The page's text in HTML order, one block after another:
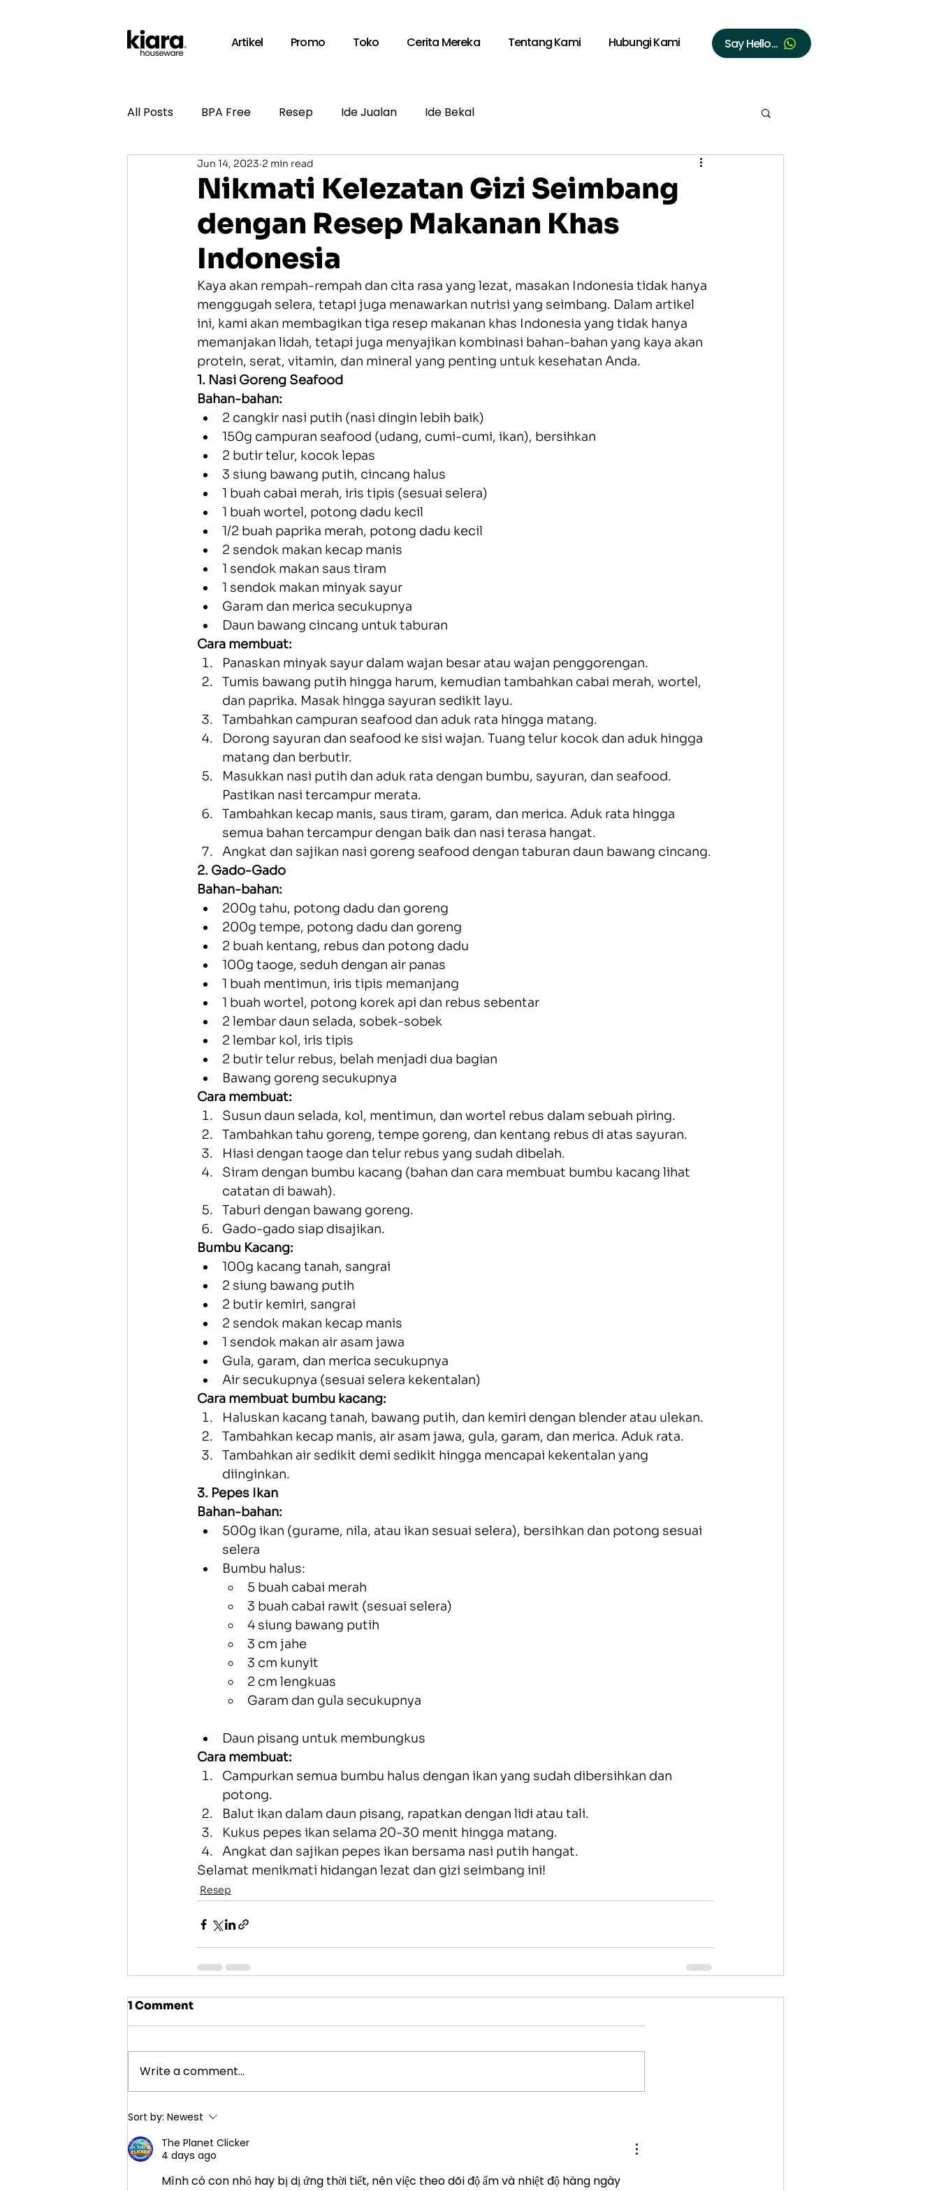
Artikel Promo Toko Cerita Mereka Tentang Kami Hubungi Kami Say Hello...
All Posts BPA Free Resep Ide Jualan Ide Bekal
Nikmati Kelezatan Gizi Seimbang
dengan Resep Makanan Khas
Indonesia
Jun 14, 2023 2 min read
Kaya akan rempah-rempah dan cita rasa yang lezat, masakan Indonesia tidak hanya
menggugah selera, tetapi juga menawarkan nutrisi yang seimbang. Dalam artikel
ini, kami akan membagikan tiga resep makanan khas Indonesia yang tidak hanya
memanjakan lidah, tetapi juga menyajikan kombinasi bahan-bahan yang kaya akan
protein, serat, vitamin, dan mineral yang penting untuk kesehatan Anda.
1. Nasi Goreng Seafood
Bahan-bahan:
2 cangkir nasi putih (nasi dingin lebih baik)
150g campuran seafood (udang, cumi-cumi, ikan), bersihkan
2 butir telur, kocok lepas
3 siung bawang putih, cincang halus
1 buah cabai merah, iris tipis (sesuai selera)
1 buah wortel, potong dadu kecil
1/2 buah paprika merah, potong dadu kecil
2 sendok makan kecap manis
1 sendok makan saus tiram
1 sendok makan minyak sayur
Garam dan merica secukupnya
Daun bawang cincang untuk taburan
Cara membuat:
Panaskan minyak sayur dalam wajan besar atau wajan penggorengan.
Tumis bawang putih hingga harum, kemudian tambahkan cabai merah, wortel,
dan paprika. Masak hingga sayuran sedikit layu.
Tambahkan campuran seafood dan aduk rata hingga matang.
Dorong sayuran dan seafood ke sisi wajan. Tuang telur kocok dan aduk hingga
matang dan berbutir.
Masukkan nasi putih dan aduk rata dengan bumbu, sayuran, dan seafood.
Pastikan nasi tercampur merata.
Tambahkan kecap manis, saus tiram, garam, dan merica. Aduk rata hingga
semua bahan tercampur dengan baik dan nasi terasa hangat.
Angkat dan sajikan nasi goreng seafood dengan taburan daun bawang cincang.
2. Gado-Gado
Bahan-bahan:
200g tahu, potong dadu dan goreng
200g tempe, potong dadu dan goreng
2 buah kentang, rebus dan potong dadu
100g taoge, seduh dengan air panas
1 buah mentimun, iris tipis memanjang
1 buah wortel, potong korek api dan rebus sebentar
2 lembar daun selada, sobek-sobek
2 lembar kol, iris tipis
2 butir telur rebus, belah menjadi dua bagian
Bawang goreng secukupnya
Cara membuat:
Susun daun selada, kol, mentimun, dan wortel rebus dalam sebuah piring.
Tambahkan tahu goreng, tempe goreng, dan kentang rebus di atas sayuran.
Hiasi dengan taoge dan telur rebus yang sudah dibelah.
Siram dengan bumbu kacang (bahan dan cara membuat bumbu kacang lihat
catatan di bawah).
Taburi dengan bawang goreng.
Gado-gado siap disajikan.
Bumbu Kacang:
100g kacang tanah, sangrai
2 siung bawang putih
2 butir kemiri, sangrai
2 sendok makan kecap manis
1 sendok makan air asam jawa
Gula, garam, dan merica secukupnya
Air secukupnya (sesuai selera kekentalan)
Cara membuat bumbu kacang:
Haluskan kacang tanah, bawang putih, dan kemiri dengan blender atau ulekan.
Tambahkan kecap manis, air asam jawa, gula, garam, dan merica. Aduk rata.
Tambahkan air sedikit demi sedikit hingga mencapai kekentalan yang
diinginkan.
3. Pepes Ikan
Bahan-bahan:
500g ikan (gurame, nila, atau ikan sesuai selera), bersihkan dan potong sesuai
selera
Bumbu halus:
5 buah cabai merah
3 buah cabai rawit (sesuai selera)
4 siung bawang putih
3 cm jahe
3 cm kunyit
2 cm lengkuas
Garam dan gula secukupnya
Daun pisang untuk membungkus
Cara membuat:
Campurkan semua bumbu halus dengan ikan yang sudah dibersihkan dan
potong.
Balut ikan dalam daun pisang, rapatkan dengan lidi atau tali.
Kukus pepes ikan selama 20-30 menit hingga matang.
Angkat dan sajikan pepes ikan bersama nasi putih hangat.
Selamat menikmati hidangan lezat dan gizi seimbang ini!
Resep
1 Comment
Write a comment...
Sort by: Newest
The Planet Clicker
4 days ago
Mình có con nhỏ hay bị dị ứng thời tiết, nên việc theo dõi độ ẩm và nhiệt độ hàng ngày